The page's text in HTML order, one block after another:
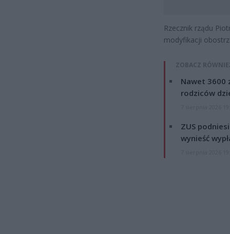
Rzecznik rządu
modyfikacji
ZOBACZ
Nawet 3600
rodziców
ZUS
wynieść